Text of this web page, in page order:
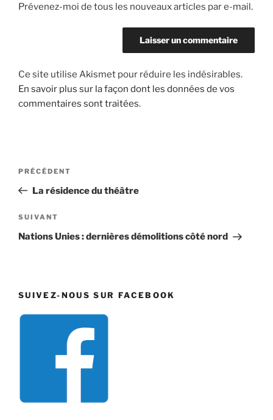
Prévenez-moi de tous les nouveaux articles par e-mail.
Ce site utilise Akismet pour réduire les indésirables.
En savoir plus sur la façon dont les données de vos
commentaires sont traitées.
Navigation
l’article
Article
précédent
PRÉCÉDENT
La résidence du théâtre
Article
suivant
SUIVANT
Nations Unies : dernières démolitions côté nord
SUIVEZ-NOUS SUR FACEBOOK